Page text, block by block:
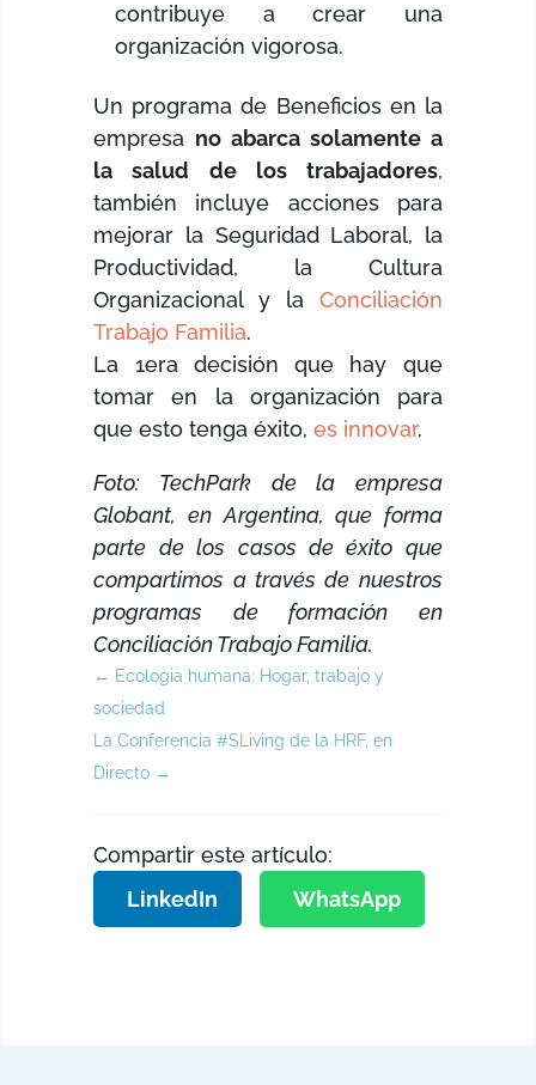
contribuye a crear una
organización vigorosa.
Un programa de Beneficios en la
empresa no abarca solamente a
la salud de los trabajadores,
también incluye acciones para
mejorar la Seguridad Laboral, la
Productividad, la Cultura
Organizacional y la Conciliación
Trabajo Familia.
La 1era decisión que hay que
tomar en la organización para
que esto tenga éxito,es innovar.
Foto: TechPark de la empresa
Globant, en Argentina, que forma
parte de los casos de éxito que
compartimos a través de nuestros
programas de formación en
Conciliación Trabajo Familia.
← Ecologia humana: Hogar, trabajo y
sociedad
La Conferencia #SLiving de la HRF, en
Directo →
Compartir este artículo:
LinkedIn
WhatsApp